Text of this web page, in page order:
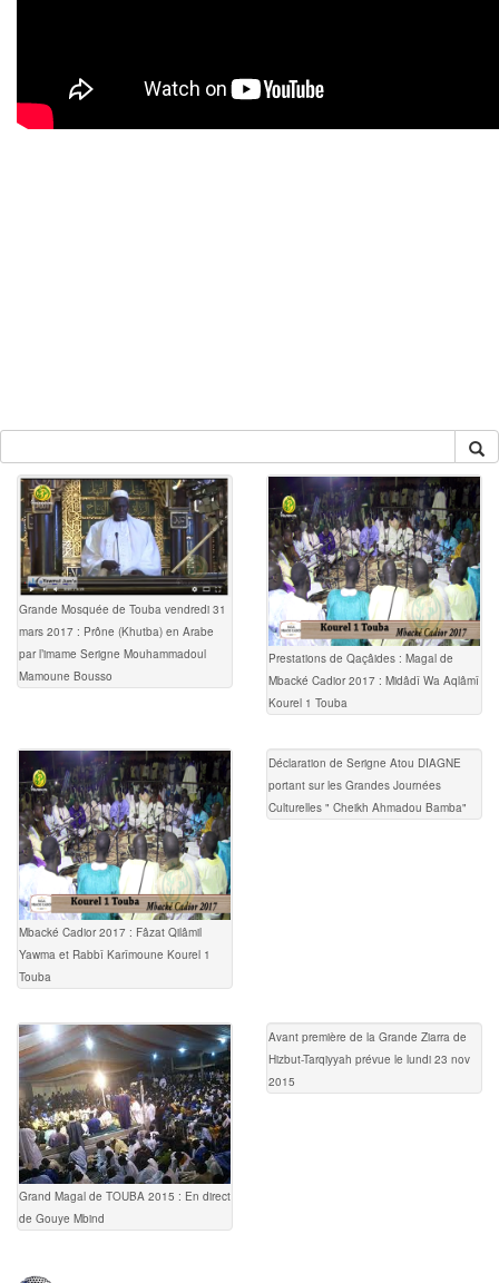
Grande Mosquée de Touba vendredi 31
mars 2017 : Prône (Khutba) en Arabe
par l’imame Serigne Mouhammadoul
Mamoune Bousso
Prestations de Qaçâides : Magal de
Mbacké Cadior 2017 : Midâdî Wa Aqlâmî
Kourel 1 Touba
Mbacké Cadior 2017 : Fâzat Qilâmil
Yawma et Rabbî Karîmoune Kourel 1
Touba
Déclaration de Serigne Atou DIAGNE
portant sur les Grandes Journées
Culturelles " Cheikh Ahmadou Bamba"
Grand Magal de TOUBA 2015 : En direct
de Gouye Mbind
Avant première de la Grande Ziarra de
Hizbut-Tarqiyyah prévue le lundi 23 nov
2015